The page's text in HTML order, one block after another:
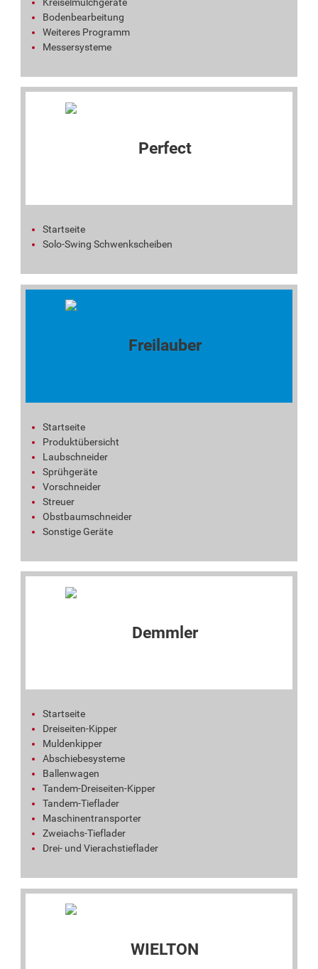
Bodenbearbeitung
Weiteres Programm
Messersysteme
Startseite
Solo-Swing Schwenkscheiben
Startseite
Produktübersicht
Laubschneider
Sprühgeräte
Vorschneider
Streuer
Obstbaumschneider
Sonstige Geräte
Startseite
Dreiseiten-Kipper
Muldenkipper
Abschiebesysteme
Ballenwagen
Tandem-Dreiseiten-Kipper
Tandem-Tieflader
Maschinentransporter
Zweiachs-Tieflader
Drei- und Vierachstieflader